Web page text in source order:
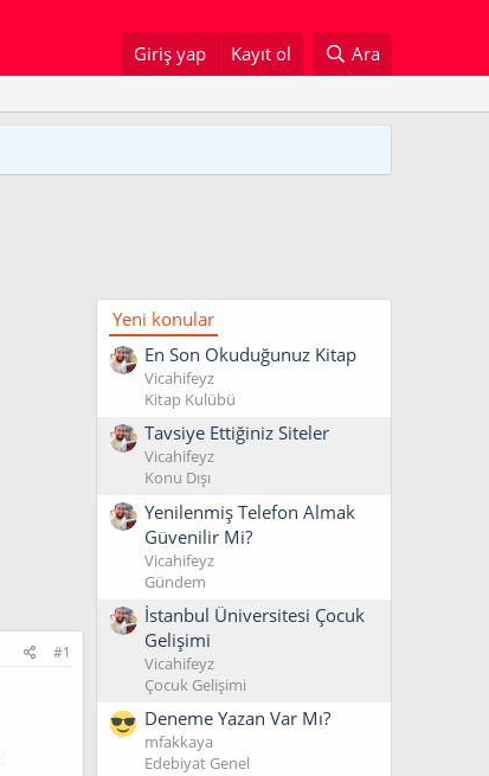
Giriş yap Kayıt ol Ara
#1
Yeni konular
En Son Okuduğunuz Kitap
Vicahifeyz
Kitap Kulübü
Tavsiye Ettiğiniz Siteler
Vicahifeyz
Konu Dışı
Yenilenmiş Telefon Almak
Güvenilir Mi?
Vicahifeyz
Gündem
İstanbul Üniversitesi Çocuk
Gelişimi
Vicahifeyz
Çocuk Gelişimi
Deneme Yazan Var Mı?
mfakkaya
Edebiyat Genel